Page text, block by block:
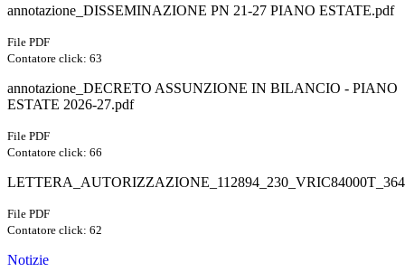
annotazione_DISSEMINAZIONE PN 21-27 PIANO ESTATE.pdf
File PDF
Contatore click: 63
annotazione_DECRETO ASSUNZIONE IN BILANCIO - PIANO
ESTATE 2026-27.pdf
File PDF
Contatore click: 66
File PDF
Contatore click: 62
Notizie